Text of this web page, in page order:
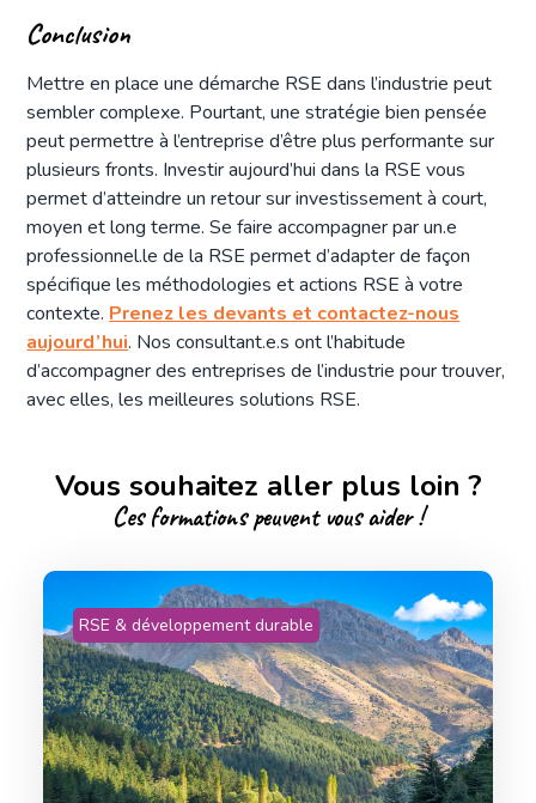
Conclusion
Mettre en place une démarche RSE dans l’industrie peut
sembler complexe. Pourtant, une stratégie bien pensée
peut permettre à l’entreprise d’être plus performante sur
plusieurs fronts. Investir aujourd’hui dans la RSE vous
permet d’atteindre un retour sur investissement à court,
moyen et long terme. Se faire accompagner par un.e
professionnel.le de la RSE permet d’adapter de façon
spécifique les méthodologies et actions RSE à votre
contexte. Prenez les devants et contactez-nous
aujourd’hui. Nos consultant.e.s ont l’habitude
d’accompagner des entreprises de l’industrie pour trouver,
avec elles, les meilleures solutions RSE.
Vous souhaitez aller plus loin ?
Ces formations peuvent vous aider !
RSE & développement durable